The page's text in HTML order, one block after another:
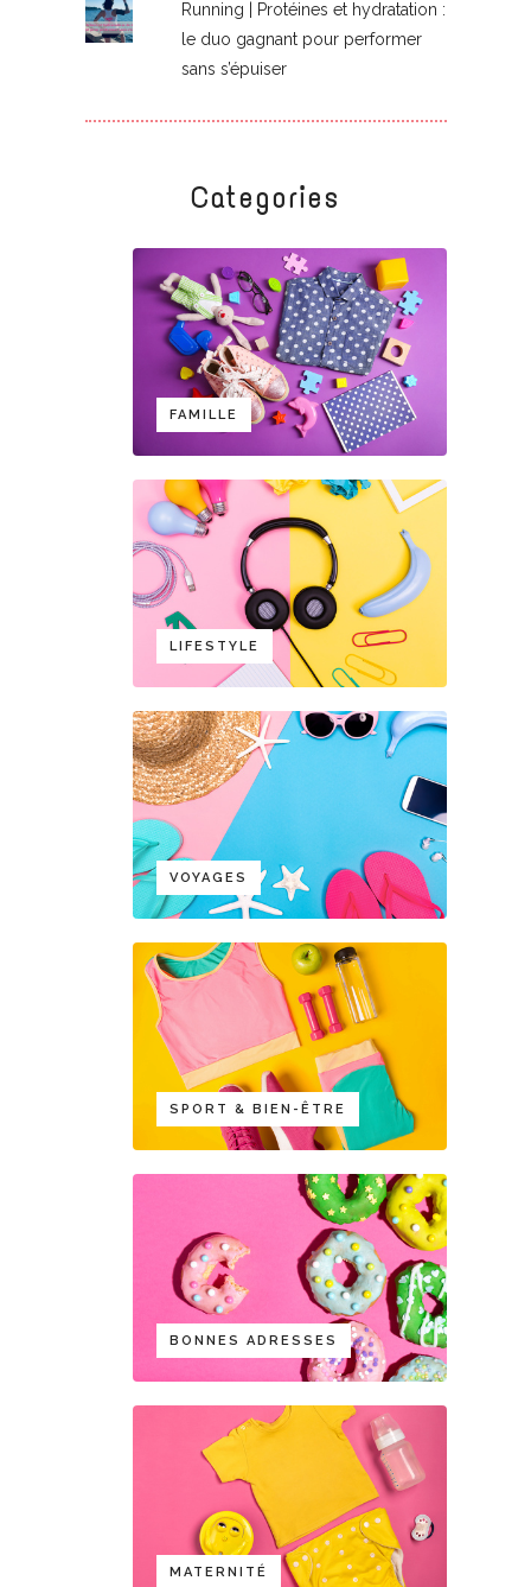
Running | Protéines et hydratation :
le duo gagnant pour performer
sans s’épuiser
Categories
FAMILLE
LIFESTYLE
VOYAGES
SPORT & BIEN-ÊTRE
BONNES ADRESSES
MATERNITÉ